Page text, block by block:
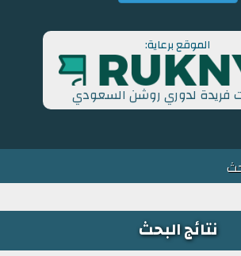
الموقع برعاية:
فريدة لدوري روشن السعودي
نتائج البحث